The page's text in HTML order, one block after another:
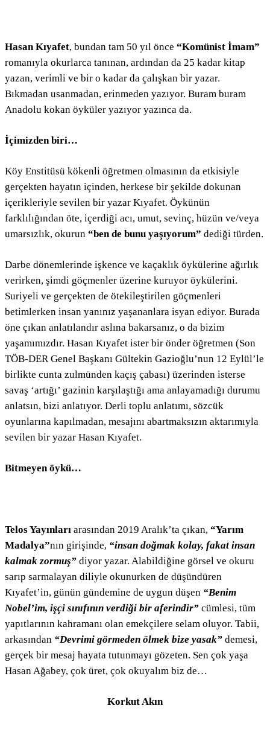
Hasan Kıyafet, bundan tam 50 yıl önce “Komünist İmam”
romanıyla okurlarca tanınan, ardından da 25 kadar kitap
yazan, verimli ve bir o kadar da çalışkan bir yazar.
Bıkmadan usanmadan, erinmeden yazıyor. Buram buram
Anadolu kokan öyküler yazıyor yazınca da.
İçimizden biri…
Köy Enstitüsü kökenli öğretmen olmasının da etkisiyle
gerçekten hayatın içinden, herkese bir şekilde dokunan
içerikleriyle sevilen bir yazar Kıyafet. Öykünün
farklılığından öte, içerdiği acı, umut, sevinç, hüzün ve/veya
umarsızlık, okurun “ben de bunu yaşıyorum” dediği türden.
Darbe dönemlerinde işkence ve kaçaklık öykülerine ağırlık
verirken, şimdi göçmenler üzerine kuruyor öykülerini.
Suriyeli ve gerçekten de ötekileştirilen göçmenleri
betimlerken insan yanınız yaşananlara isyan ediyor. Burada
öne çıkan anlatılandır aslına bakarsanız, o da bizim
yaşamımızdır. Hasan Kıyafet ister bir önder öğretmen (Son
TÖB-DER Genel Başkanı Gültekin Gazioğlu’nun 12 Eylül’le
birlikte cunta zulmünden kaçış çabası) üzerinden isterse
savaş ‘artığı’ gazinin karşılaştığı ama anlayamadığı durumu
anlatsın, bizi anlatıyor. Derli toplu anlatımı, sözcük
oyunlarına kapılmadan, mesajını abartmaksızın aktarımıyla
sevilen bir yazar Hasan Kıyafet.
Bitmeyen öykü…
Telos Yayınları arasından 2019 Aralık’ta çıkan, “Yarım
Madalya”nın girişinde, “insan doğmak kolay, fakat insan
kalmak zormuş” diyor yazar. Alabildiğine görsel ve okuru
sarıp sarmalayan diliyle okunurken de düşündüren
Kıyafet’in, günün gündemine de uygun düşen “Benim
Nobel’im, işçi sınıfının verdiği bir aferindir” cümlesi, tüm
yapıtlarının kahramanı olan emekçilere selam oluyor. Tabii,
arkasından “Devrimi görmeden ölmek bize yasak” demesi,
gerçek bir mesaj hayata tutunmayı gözeten. Sen çok yaşa
Hasan Ağabey, çok üret, çok okuyalım biz de…
Korkut Akın